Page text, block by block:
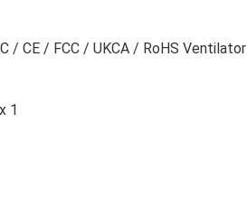
/ CE / FCC / UKCA / RoHS Ventilator
1